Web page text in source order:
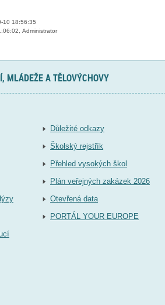
10 18:56:35
Administrator
MLÁDEŽE A TĚLOVÝCHOVY
Důležité odkazy
Školský rejstřík
Přehled vysokých škol
Plán veřejných zakázek 2026
Otevřená data
PORTÁL YOUR EUROPE